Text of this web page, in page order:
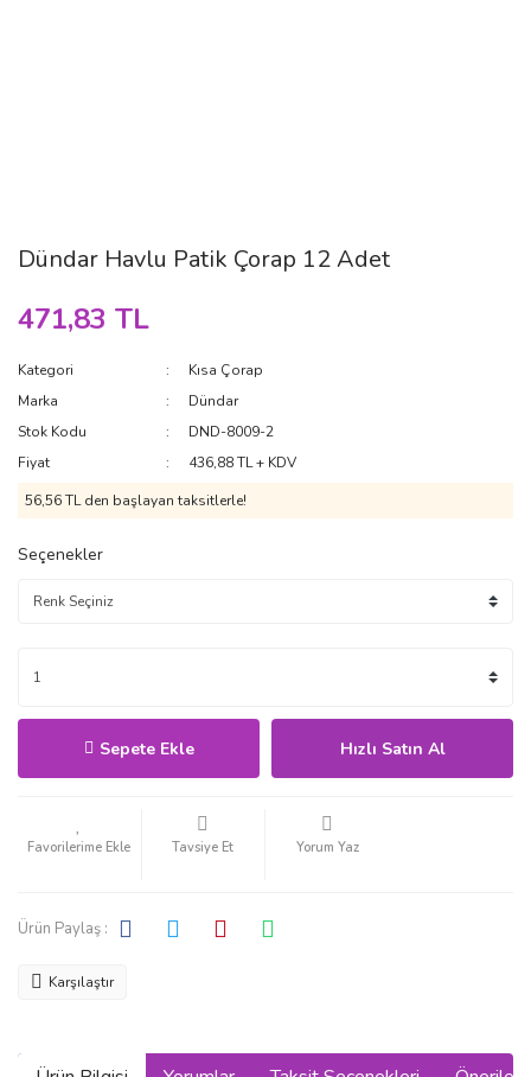
Dündar Havlu Patik Çorap 12 Adet
471,83 TL
Kategori
Kısa Çorap
Marka
Dündar
Stok Kodu
DND-8009-2
Fiyat
436,88 TL + KDV
56,56 TL den başlayan taksitlerle!
Seçenekler
Sepete Ekle Hızlı Satın Al
Tavsiye Et Yorum Yaz
Ürün Paylaş :
Karşılaştır